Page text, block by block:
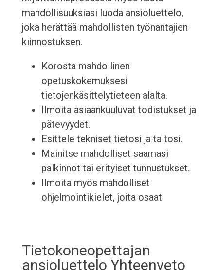
mahdollisuuksiasi luoda ansioluettelo,
joka herättää mahdollisten työnantajien
kiinnostuksen.
Korosta mahdollinen
opetuskokemuksesi
tietojenkäsittelytieteen alalta.
Ilmoita asiaankuuluvat todistukset ja
pätevyydet.
Esittele tekniset tietosi ja taitosi.
Mainitse mahdolliset saamasi
palkinnot tai erityiset tunnustukset.
Ilmoita myös mahdolliset
ohjelmointikielet, joita osaat.
Tietokoneopettajan
ansioluettelo Yhteenveto